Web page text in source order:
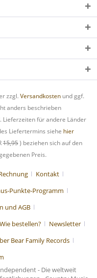
zzgl. Versandkosten und ggf.
anders beschrieben
für andere Länder
Liefertermins siehe hier
15,95) beziehen sich auf den
Preis.
Kontakt
Punkte-Programm
und AGB
Wie bestellen?
Newsletter
Bear Family Records
- Die weltweit